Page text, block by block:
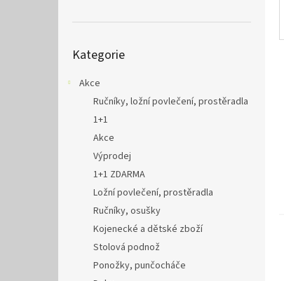
kategorie
Kategorie
Akce
Ručníky, ložní povlečení, prostěradla
1+1
Akce
Výprodej
1+1 ZDARMA
Ložní povlečení, prostěradla
Ručníky, osušky
Kojenecké a dětské zboží
Stolová podnož
Ponožky, punčocháče